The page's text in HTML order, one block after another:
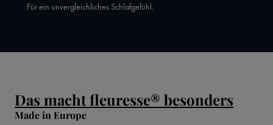
Für ein unvergleichliches Schlafgefühl.
Das macht fleuresse® besonders
Made in Europe